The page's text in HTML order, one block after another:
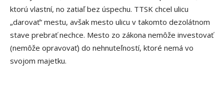
ktorú vlastní, no zatiaľ bez úspechu. TTSK chcel ulicu
„darovať“ mestu, avšak mesto ulicu v takomto dezolátnom
stave prebrať nechce. Mesto zo zákona nemôže investovať
(nemôže opravovať) do nehnuteľností, ktoré nemá vo
svojom majetku.